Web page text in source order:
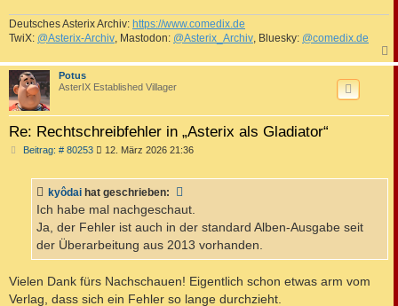
Deutsches Asterix Archiv: https://www.comedix.de
TwiX: @Asterix-Archiv, Mastodon: @Asterix_Archiv, Bluesky: @comedix.de
a
Potus
AsterIX Established Villager
Re: Rechtschreibfehler in „Asterix als Gladiator“
Beitrag: # 80253B
r
a
12. März 2026 21:36
kyôdai hat geschrieben:
Ich habe mal nachgeschaut.
Ja, der Fehler ist auch in der standard Alben-Ausgabe seit
der Überarbeitung aus 2013 vorhanden.
Vielen Dank fürs Nachschauen! Eigentlich schon etwas arm vom
Verlag, dass sich ein Fehler so lange durchzieht.